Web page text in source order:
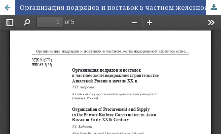
Организация подрядов и поставок в частном железнодорожном строительстве Азиатской России в начале ХХ в.